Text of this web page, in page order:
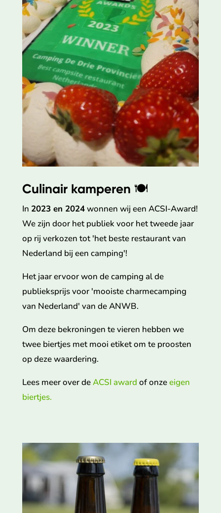
Culinair kamperen 🍽️
In 2023 en 2024wonnen wij een ACSI-Award!
We zijn door het publiek voor het tweede jaar
op rij verkozen tot 'het beste restaurant van
Nederland bij een camping'!
Het jaar ervoor won de camping al de
publieksprijs voor 'mooiste charmecamping
van Nederland' van de ANWB.
Om deze bekroningen te vieren hebben we
twee biertjes met mooi etiket om te proosten
op deze waardering.
Lees meer over deACSI award of onzeeigen
biertjes.